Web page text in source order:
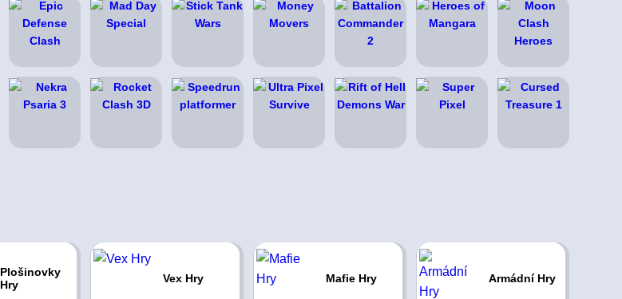
Plošinovky
Hry
Vex Hry Mafie Hry Armádní Hry